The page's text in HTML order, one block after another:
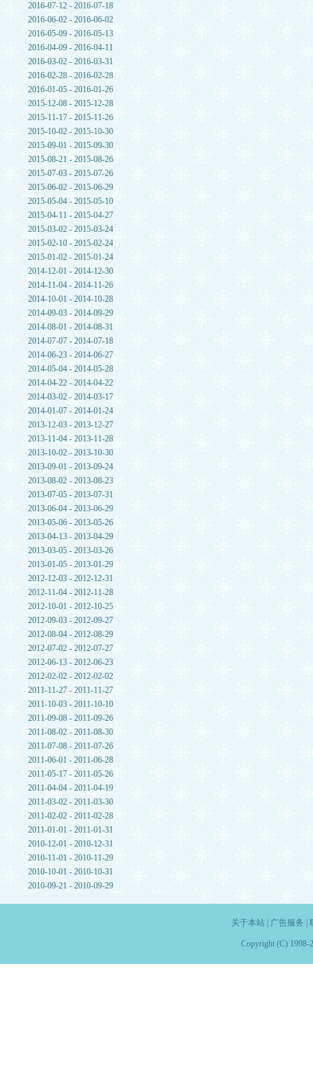
2016-07-12 - 2016-07-18
2016-06-02 - 2016-06-02
2016-05-09 - 2016-05-13
2016-04-09 - 2016-04-11
2016-03-02 - 2016-03-31
2016-02-28 - 2016-02-28
2016-01-05 - 2016-01-26
2015-12-08 - 2015-12-28
2015-11-17 - 2015-11-26
2015-10-02 - 2015-10-30
2015-09-01 - 2015-09-30
2015-08-21 - 2015-08-26
2015-07-03 - 2015-07-26
2015-06-02 - 2015-06-29
2015-05-04 - 2015-05-10
2015-04-11 - 2015-04-27
2015-03-02 - 2015-03-24
2015-02-10 - 2015-02-24
2015-01-02 - 2015-01-24
2014-12-01 - 2014-12-30
2014-11-04 - 2014-11-26
2014-10-01 - 2014-10-28
2014-09-03 - 2014-09-29
2014-08-01 - 2014-08-31
2014-07-07 - 2014-07-18
2014-06-23 - 2014-06-27
2014-05-04 - 2014-05-28
2014-04-22 - 2014-04-22
2014-03-02 - 2014-03-17
2014-01-07 - 2014-01-24
2013-12-03 - 2013-12-27
2013-11-04 - 2013-11-28
2013-10-02 - 2013-10-30
2013-09-01 - 2013-09-24
2013-08-02 - 2013-08-23
2013-07-05 - 2013-07-31
2013-06-04 - 2013-06-29
2013-05-06 - 2013-05-26
2013-04-13 - 2013-04-29
2013-03-05 - 2013-03-26
2013-01-05 - 2013-01-29
2012-12-03 - 2012-12-31
2012-11-04 - 2012-11-28
2012-10-01 - 2012-10-25
2012-09-03 - 2012-09-27
2012-08-04 - 2012-08-29
2012-07-02 - 2012-07-27
2012-06-13 - 2012-06-23
2012-02-02 - 2012-02-02
2011-11-27 - 2011-11-27
2011-10-03 - 2011-10-10
2011-09-08 - 2011-09-26
2011-08-02 - 2011-08-30
2011-07-08 - 2011-07-26
2011-06-01 - 2011-06-28
2011-05-17 - 2011-05-26
2011-04-04 - 2011-04-19
2011-03-02 - 2011-03-30
2011-02-02 - 2011-02-28
2011-01-01 - 2011-01-31
2010-12-01 - 2010-12-31
2010-11-01 - 2010-11-29
2010-10-01 - 2010-10-31
2010-09-21 - 2010-09-29
关于本站| 广告服务
Copyright (C) 1998-